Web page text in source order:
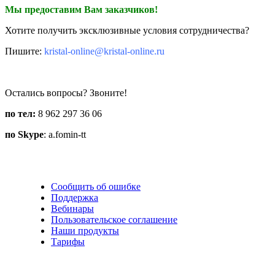
Мы предоставим Вам заказчиков!
Хотите получить эксклюзивные условия сотрудничества?
Пишите: kristal-online@kristal-online.ru
Остались вопросы? Звоните!
по тел: 8 962 297 36 06
по Skype: a.fomin-tt
Сообщить об ошибке
Поддержка
Вебинары
Пользовательское соглашение
Наши продукты
Тарифы